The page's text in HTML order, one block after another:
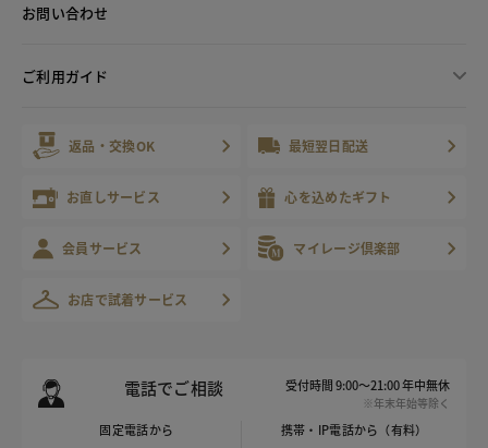
お問い合わせ
ご利用ガイド
返品・交換OK 最短翌日配送
お直しサービス 心を込めたギフト
会員サービス マイレージ倶楽部
お店で試着サービス
電話でご相談 受付時間 9:00～21:00 年中無休
※年末年始等除く
固定電話から 携帯・IP電話から（有料）